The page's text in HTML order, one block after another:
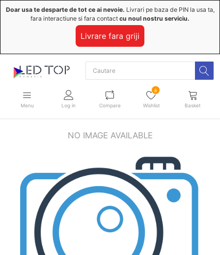
Doar usa te desparte de tot ce ai nevoie. Livrari pe baza de PIN la usa ta,
fara interactiune si fara contact cu noul nostru serviciu.
Livrare fara griji
Menu Log in Compare
8
Wishlist Basket